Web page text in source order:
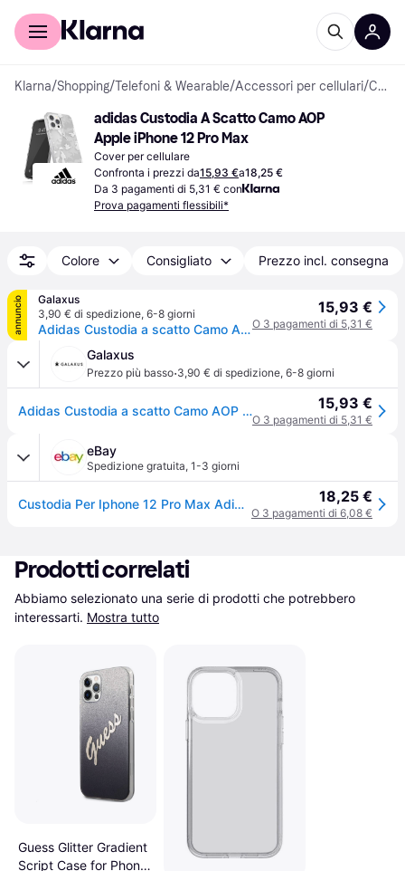
Per il tuo shopping
Klarna/Shopping/Telefoni & Wearable/Accessori per cellulari/ Cover per cellulari
adidas Custodia A Scatto Camo AOP
Apple iPhone 12 Pro Max
Cover per cellulare
Confronta i prezzi da15,93 €a18,25 €
Da 3 pagamenti di 5,31 € con
Prova pagamenti flessibili*
Colore Consigliato Prezzo incl. consegna
annuncio
Galaxus
3,90 € di spedizione, 6-8 giorni
Adidas Custodia a scatto Camo AOP (Apple iPhone 12 Pro Max), Cover smartphone, Trasparente
15,93 €
O 3 pagamenti di 5,31 €
Galaxus
Prezzo più basso·3,90 € di spedizione, 6-8 giorni
Adidas Custodia a scatto Camo AOP (Apple iPhone 12 Pro Max), Cover smartphone, Trasparente 15,93 €
O 3 pagamenti di 5,31 €
eBay
Spedizione gratuita, 1-3 giorni
Custodia Per Iphone 12 Pro Max Adidas Camo Trasparente 18,25 €
O 3 pagamenti di 6,08 €
Prodotti correlati
Abbiamo selezionato una serie di prodotti che potrebbero
interessarti. Mostra tutto
Guess Glitter Gradient
Script Case for Phone